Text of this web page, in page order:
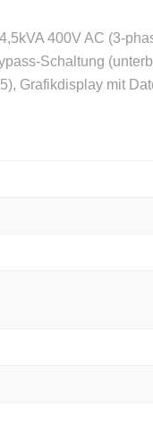
400V AC (3-
Schaltung
Grafikdisplay mit